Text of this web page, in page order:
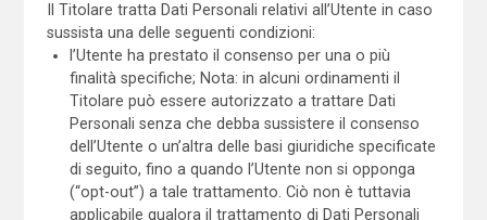
Il Titolare tratta Dati Personali relativi all’Utente in caso
sussista una delle seguenti condizioni:
l’Utente ha prestato il consenso per una o più
finalità specifiche; Nota: in alcuni ordinamenti il
Titolare può essere autorizzato a trattare Dati
Personali senza che debba sussistere il consenso
dell’Utente o un’altra delle basi giuridiche specificate
di seguito, fino a quando l’Utente non si opponga
(“opt-out”) a tale trattamento. Ciò non è tuttavia
applicabile qualora il trattamento di Dati Personali